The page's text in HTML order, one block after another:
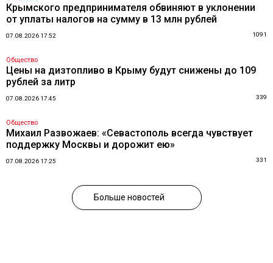
Крымского предпринимателя обвиняют в уклонении
от уплаты налогов на сумму в 13 млн рублей
07.08.2026 17:52 1091
Общество
Цены на дизтопливо в Крыму будут снижены до 109
рублей за литр
07.08.2026 17:45 339
Общество
Михаил Развожаев: «Севастополь всегда чувствует
поддержку Москвы и дорожит ею»
07.08.2026 17:25 331
Больше новостей